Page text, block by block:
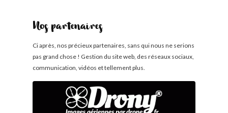
Nos partenaires
Ci après, nos précieux partenaires, sans qui nous ne serions
pas grand chose ! Gestion du site web, des réseaux sociaux,
communication, vidéos et tellement plus.